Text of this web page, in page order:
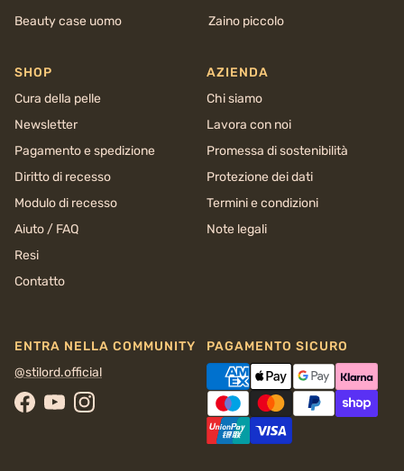
Beauty case uomo
Zaino piccolo
SHOP
Cura della pelle
Newsletter
Pagamento e spedizione
Diritto di recesso
Modulo di recesso
Aiuto / FAQ
Resi
Contatto
AZIENDA
Chi siamo
Lavora con noi
Promessa di sostenibilità
Protezione dei dati
Termini e condizioni
Note legali
ENTRA NELLA COMMUNITY
@stilord.official
Facebook
YouTubeInstagram
PAGAMENTO SICURO